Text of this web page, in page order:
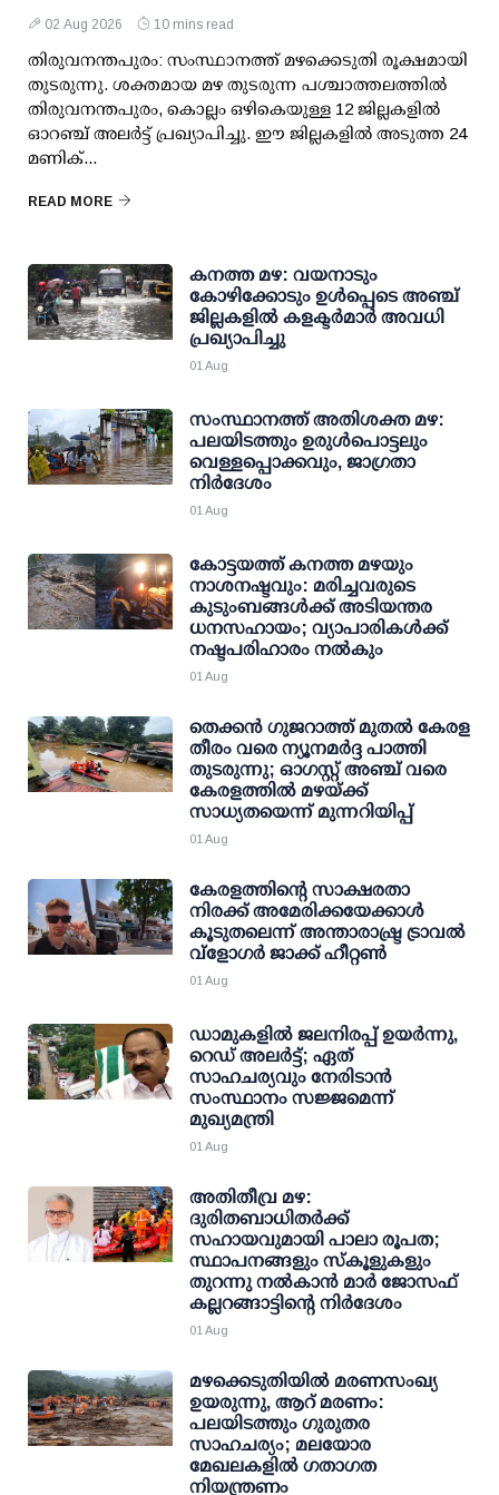
02 Aug 2026 10 mins read
തിരുവനന്തപുരം: സംസ്ഥാനത്ത് മഴക്കെടുതി രൂക്ഷമായി
തുടരുന്നു. ശക്തമായ മഴ തുടരുന്ന പശ്ചാത്തലത്തിൽ
തിരുവനന്തപുരം, കൊല്ലം ഒഴികെയുള്ള 12 ജില്ലകളിൽ
ഓറഞ്ച് അലർട്ട് പ്രഖ്യാപിച്ചു. ഈ ജില്ലകളിൽ അടുത്ത 24
മണിക്...
READ MORE
കനത്ത മഴ: വയനാടും
കോഴിക്കോടും ഉള്‍പ്പെടെ അഞ്ച്
ജില്ലകളില്‍ കളക്ടര്‍മാര്‍ അവധി
പ്രഖ്യാപിച്ചു
01 Aug
സംസ്ഥാനത്ത് അതിശക്ത മഴ:
പലയിടത്തും ഉരുള്‍പൊട്ടലും
വെള്ളപ്പൊക്കവും, ജാഗ്രതാ
നിര്‍ദേശം
01 Aug
കോട്ടയത്ത് കനത്ത മഴയും
നാശനഷ്ടവും: മരിച്ചവരുടെ
കുടുംബങ്ങള്‍ക്ക് അടിയന്തര
ധനസഹായം; വ്യാപാരികള്‍ക്ക്
നഷ്ടപരിഹാരം നല്‍കും
01 Aug
തെക്കന്‍ ഗുജറാത്ത് മുതല്‍ കേരള
തീരം വരെ ന്യൂനമര്‍ദ്ദ പാത്തി
തുടരുന്നു; ഓഗസ്റ്റ് അഞ്ച് വരെ
കേരളത്തില്‍ മഴയ്ക്ക്
സാധ്യതയെന്ന് മുന്നറിയിപ്പ്
01 Aug
കേരളത്തിന്റെ സാക്ഷരതാ
നിരക്ക് അമേരിക്കയേക്കാള്‍
കൂടുതലെന്ന് അന്താരാഷ്ട്ര ട്രാവല്‍
വ്‌ളോഗര്‍ ജാക്ക് ഹീറ്റണ്‍
01 Aug
ഡാമുകളില്‍ ജലനിരപ്പ് ഉയര്‍ന്നു,
റെഡ് അലര്‍ട്ട്; ഏത്
സാഹചര്യവും നേരിടാന്‍
സംസ്ഥാനം സജ്ജമെന്ന്
മുഖ്യമന്ത്രി
01 Aug
അതിതീവ്ര മഴ:
ദുരിതബാധിതർക്ക്
സഹായവുമായി പാലാ രൂപത;
സ്ഥാപനങ്ങളും സ്കൂളുകളും
തുറന്നു നൽകാൻ മാർ ജോസഫ്
കല്ലറങ്ങാട്ടിന്റെ നിർദേശം
01 Aug
മഴക്കെടുതിയില്‍ മരണസംഖ്യ
ഉയരുന്നു, ആറ് മരണം:
പലയിടത്തും ഗുരുതര
സാഹചര്യം; മലയോര
മേഖലകളില്‍ ഗതാഗത
നിയന്ത്രണം